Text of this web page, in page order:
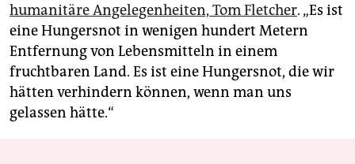
humanitäre Angelegenheiten, Tom Fletcher. „Es ist
eine Hungersnot in wenigen hundert Metern
Entfernung von Lebensmitteln in einem
fruchtbaren Land. Es ist eine Hungersnot, die wir
hätten verhindern können, wenn man uns
gelassen hätte.“